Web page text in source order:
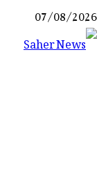
Skip
to
07/08/2026